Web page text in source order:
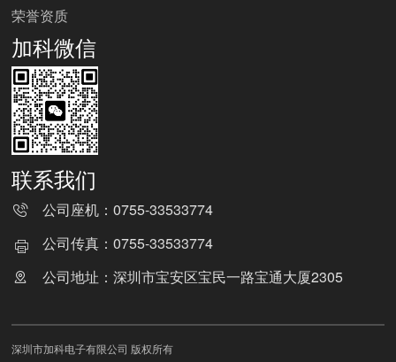
荣誉资质
加科微信
联系我们
公司座机：0755-33533774
公司传真：0755-33533774
公司地址：深圳市宝安区宝民一路宝通大厦2305
深圳市加科电子有限公司 版权所有